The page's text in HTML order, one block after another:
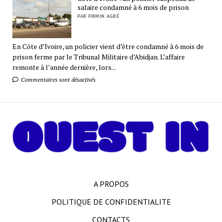
salaire condamné à 6 mois de prison
PAR FIRMIN AGBÉ
En Côte d’Ivoire, un policier vient d’être condamné à 6 mois de
prison ferme par le Tribunal Militaire d’Abidjan. L’affaire
remonte à l’année dernière, lors...
Commentaires sont désactivés
A PROPOS
POLITIQUE DE CONFIDENTIALITE
CONTACTS